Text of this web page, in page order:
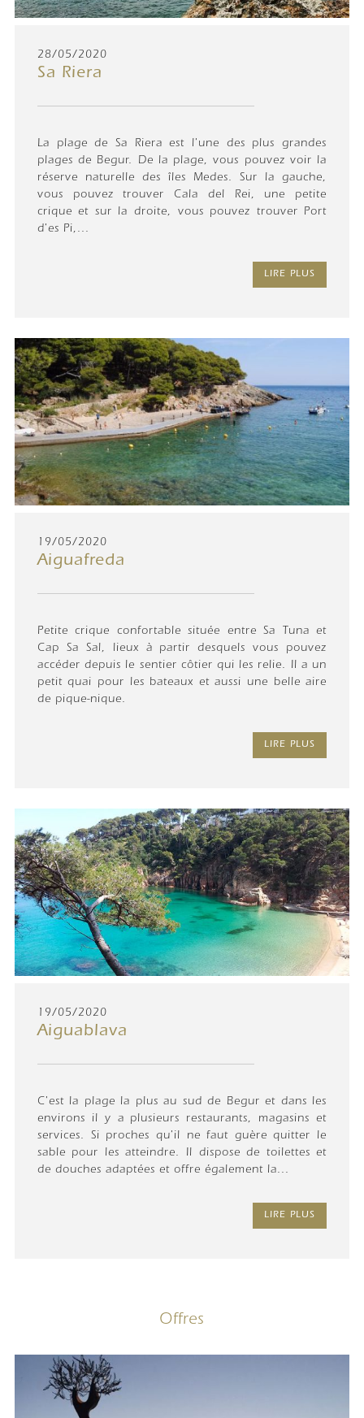
28/05/2020
Sa Riera
La plage de Sa Riera est l'une des plus grandes
plages de Begur. De la plage, vous pouvez voir la
réserve naturelle des îles Medes. Sur la gauche,
vous pouvez trouver Cala del Rei, une petite
crique et sur la droite, vous pouvez trouver Port
d'es Pi,...
LIRE PLUS
19/05/2020
Aiguafreda
Petite crique confortable située entre Sa Tuna et
Cap Sa Sal, lieux à partir desquels vous pouvez
accéder depuis le sentier côtier qui les relie. Il a un
petit quai pour les bateaux et aussi une belle aire
de pique-nique.
LIRE PLUS
19/05/2020
Aiguablava
C'est la plage la plus au sud de Begur et dans les
environs il y a plusieurs restaurants, magasins et
services. Si proches qu'il ne faut guère quitter le
sable pour les atteindre. Il dispose de toilettes et
de douches adaptées et offre également la...
LIRE PLUS
Offres